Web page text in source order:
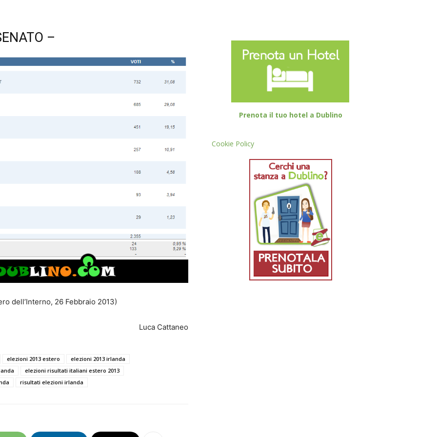
–
dell’Interno, 26 Febbraio 2013)
Luca Cattaneo
elezioni 2013 estero
elezioni 2013 irlanda
elezioni risultati italiani estero 2013
risultati elezioni irlanda
Prenota il tuo hotel a Dublino
Cookie Policy